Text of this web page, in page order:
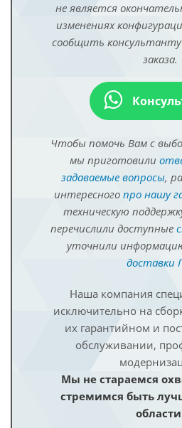
не является
изменениях
сообщить
заказа.
Чтобы помочь Вам с
мы приготовили
задаваемые вопросы,
интересного про нашу
техническую
перечислили доступные
уточнили
доставки
Наша компания
исключительно на
их гарантийном и
обслуживании,
Мы не стараемся
стремимся быть